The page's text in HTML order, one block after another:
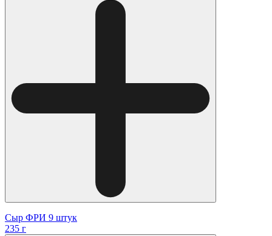
Сыр ФРИ 9 штук
235 г